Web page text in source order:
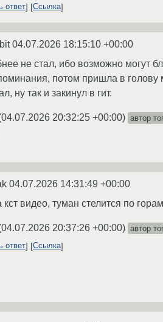
ответ
Ссылка
04.07.2026 18:15:10 +00:00
не стал, ибо возможно могут
потом пришла в голову
ну так и закинул в гит.
04.07.2026 20:32:25 +00:00) автор
04.07.2026 14:31:49 +00:00
видео, туман стелится по
04.07.2026 20:37:26 +00:00) автор
ответ
Ссылка